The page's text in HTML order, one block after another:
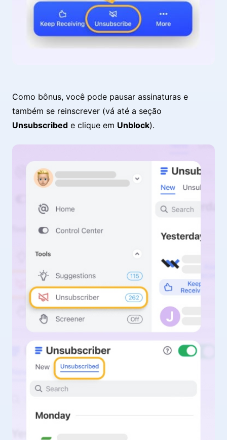
Como bônus, você pode pausar assinaturas e
também se reinscrever (vá até a seção
Unsubscribed e clique em Unblock).